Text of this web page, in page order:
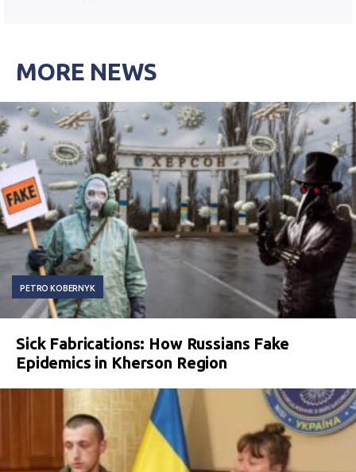
MORE NEWS
PETRO KOBERNYK
Sick Fabrications: How Russians Fake
Epidemics in Kherson Region